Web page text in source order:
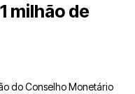
milhão de
do Conselho Monetário